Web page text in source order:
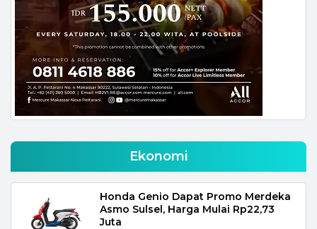
Ekonomi
Honda Genio Dapat Promo Merdeka
Asmo Sulsel, Harga Mulai Rp22,73
Juta